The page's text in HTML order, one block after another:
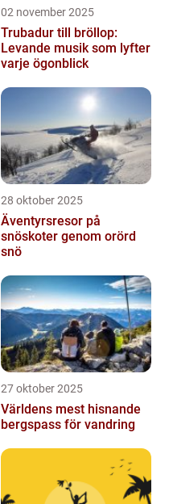
02 november 2025
Trubadur till bröllop:
Levande musik som lyfter
varje ögonblick
28 oktober 2025
Äventyrsresor på
snöskoter genom orörd
snö
27 oktober 2025
Världens mest hisnande
bergspass för vandring